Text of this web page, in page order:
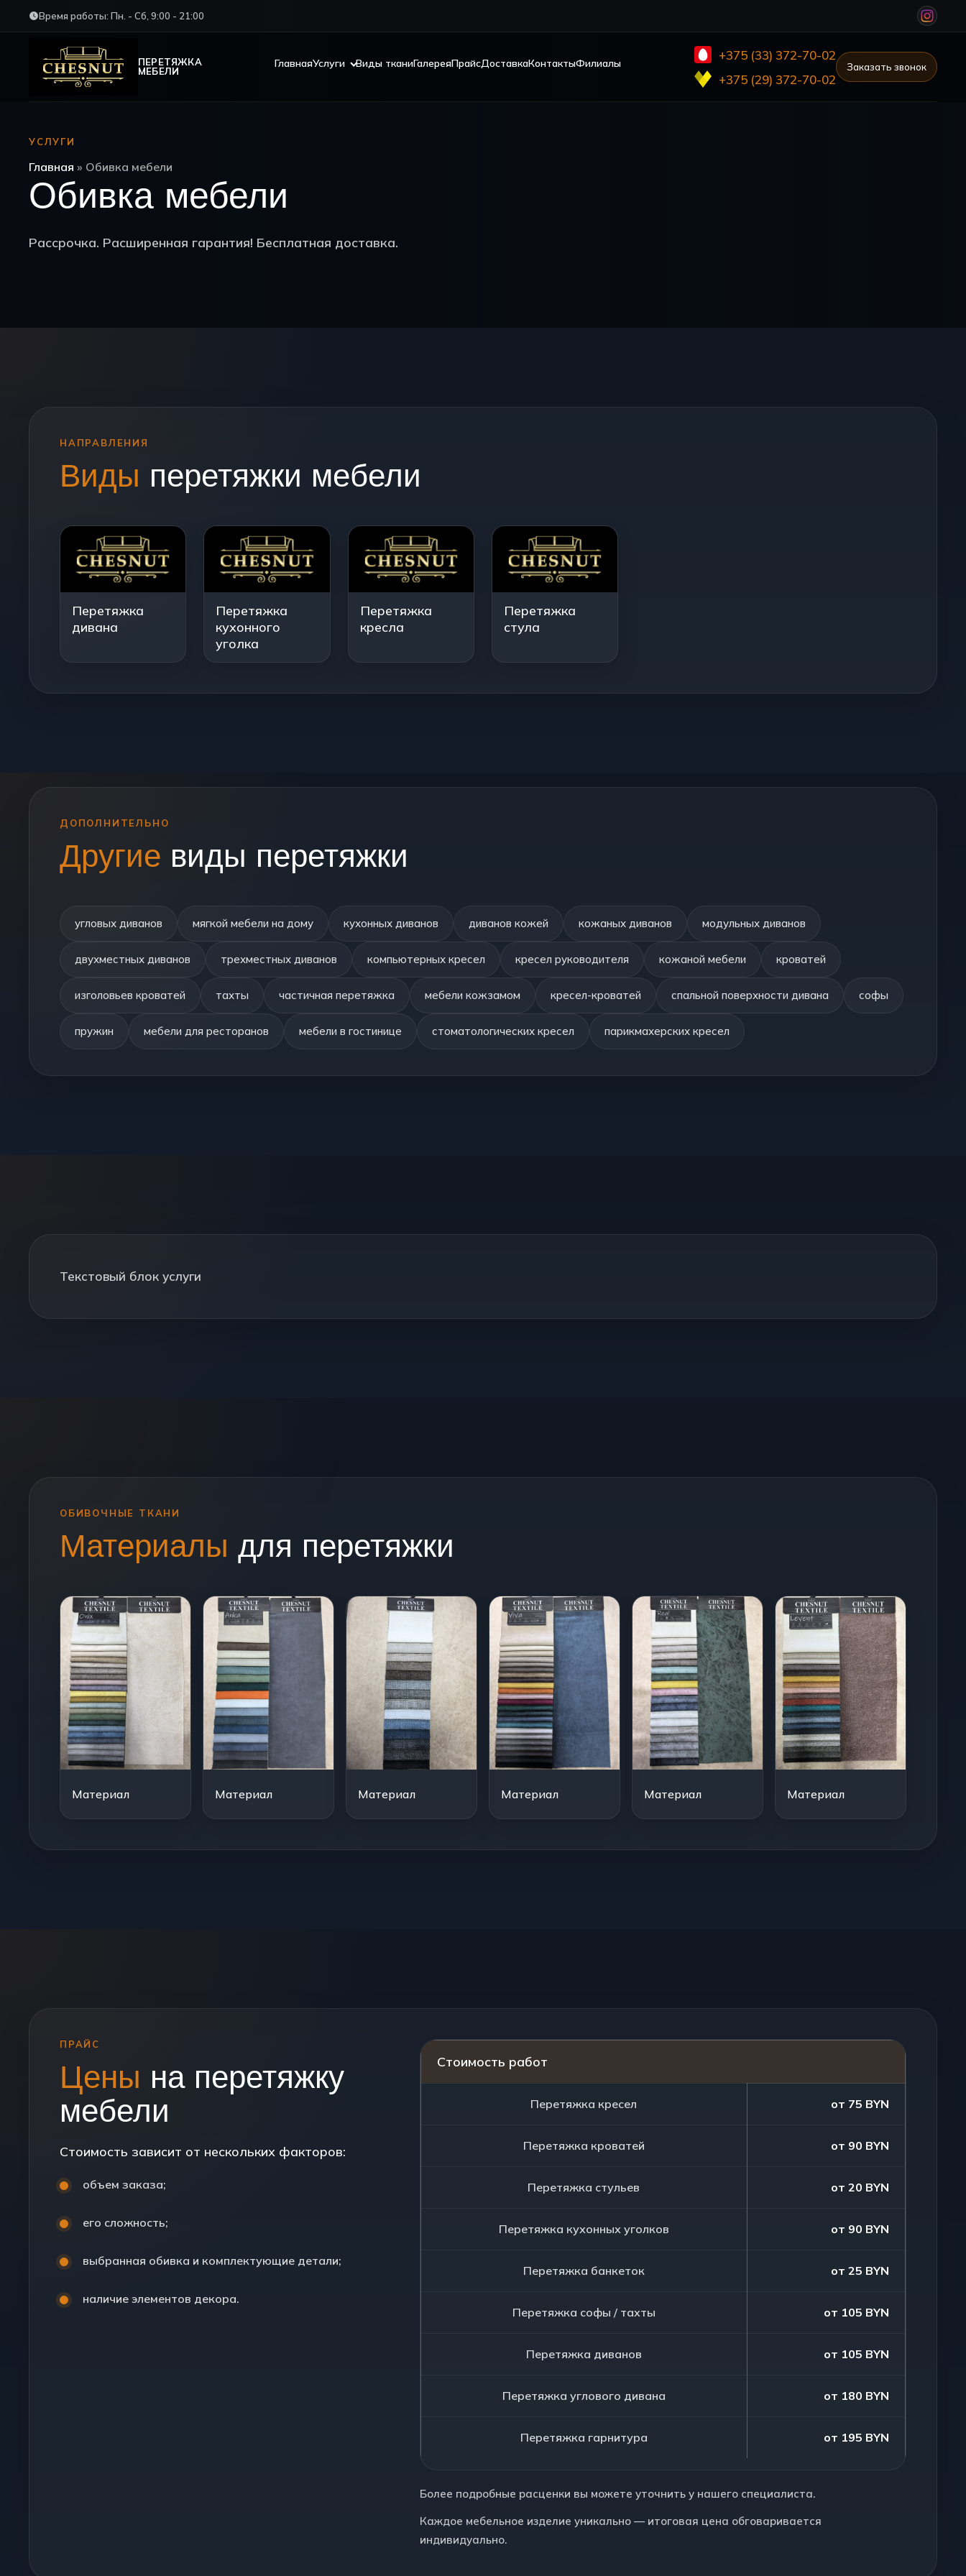
Время работы: Пн. - Сб, 9:00 - 21:00
ПЕРЕТЯЖКА
МЕБЕЛИ
ГлавнаяУслуги Виды тканиГалереяПрайсДоставкаКонтактыФилиалы
+375 (33) 372-70-02
+375 (29) 372-70-02
Заказать звонок
УСЛУГИ
Главная » Обивка мебели
Обивка мебели
Рассрочка. Расширенная гарантия! Бесплатная доставка.
НАПРАВЛЕНИЯ
Виды перетяжки мебели
Перетяжка
дивана
Перетяжка
кухонного
уголка
Перетяжка
кресла
Перетяжка
стула
ДОПОЛНИТЕЛЬНО
Другие виды перетяжки
угловых диванов мягкой мебели на дому кухонных диванов диванов кожей кожаных диванов модульных диванов
двухместных диванов трехместных диванов компьютерных кресел кресел руководителя кожаной мебели кроватей
изголовьев кроватей тахты частичная перетяжка мебели кожзамом кресел-кроватей спальной поверхности дивана софы
пружин мебели для ресторанов мебели в гостинице стоматологических кресел парикмахерских кресел
Текстовый блок услуги
ОБИВОЧНЫЕ ТКАНИ
Материалы для перетяжки
Материал Материал Материал Материал Материал Материал
ПРАЙС
Цены на перетяжку
мебели
Стоимость зависит от нескольких факторов:
объем заказа;
его сложность;
выбранная обивка и комплектующие детали;
наличие элементов декора.
Стоимость работ
Перетяжка кресел от 75 BYN
Перетяжка кроватей от 90 BYN
Перетяжка стульев от 20 BYN
Перетяжка кухонных уголков от 90 BYN
Перетяжка банкеток от 25 BYN
Перетяжка софы / тахты от 105 BYN
Перетяжка диванов от 105 BYN
Перетяжка углового дивана от 180 BYN
Перетяжка гарнитура от 195 BYN
Более подробные расценки вы можете уточнить у нашего специалиста.
Каждое мебельное изделие уникально — итоговая цена обговаривается
индивидуально.